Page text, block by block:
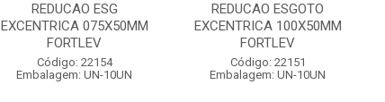
REDUCAO ESG
EXCENTRICA 075X50MM
FORTLEV
Código: 22154
Embalagem: UN-10UN
REDUCAO ESGOTO
EXCENTRICA 100X50MM
FORTLEV
Código: 22151
Embalagem: UN-10UN